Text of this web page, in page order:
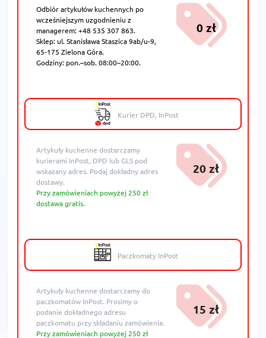
Odbiór artykułów kuchennych po
wcześniejszym uzgodnieniu z
managerem: +48 535 307 863.
Sklep: ul. Stanisława Staszica 9ab/u-9,
65-175 Zielona Góra.
Godziny: pon.–sob. 08:00–20:00.
0 zł
Kurier DPD, InPost
Artykuły kuchenne dostarczamy
kurierami InPost, DPD lub GLS pod
wskazany adres. Podaj dokładny adres
dostawy.
Przy zamówieniach powyżej 250 zł
dostawa gratis.
20 zł
Paczkomaty InPost
Artykuły kuchenne dostarczamy do
paczkomatów InPost. Prosimy o
podanie dokładnego adresu
paczkomatu przy składaniu zamówienia.
Przy zamówieniach powyżej 250 zł
15 zł